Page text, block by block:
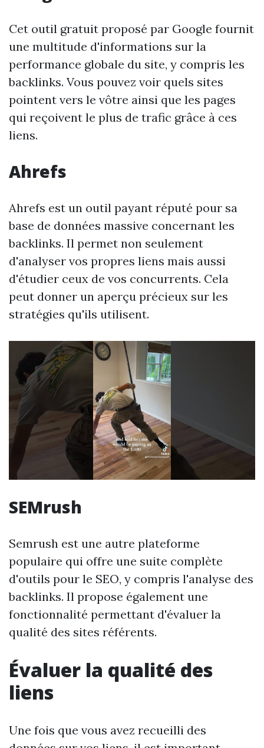
Cet outil gratuit proposé par Google fournit
une multitude d'informations sur la
performance globale du site, y compris les
backlinks. Vous pouvez voir quels sites
pointent vers le vôtre ainsi que les pages
qui reçoivent le plus de trafic grâce à ces
liens.
Ahrefs
Ahrefs est un outil payant réputé pour sa
base de données massive concernant les
backlinks. Il permet non seulement
d'analyser vos propres liens mais aussi
d'étudier ceux de vos concurrents. Cela
peut donner un aperçu précieux sur les
stratégies qu'ils utilisent.
SEMrush
Semrush est une autre plateforme
populaire qui offre une suite complète
d'outils pour le SEO, y compris l'analyse des
backlinks. Il propose également une
fonctionnalité permettant d'évaluer la
qualité des sites référents.
Évaluer la qualité des
liens
Une fois que vous avez recueilli des